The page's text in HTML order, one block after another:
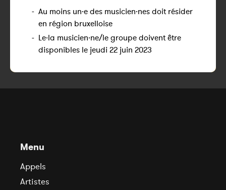
- Au moins un·e des musicien·nes doit résider
en région bruxelloise
- Le·la musicien·ne/le groupe doivent être
disponibles le jeudi 22 juin 2023
Menu
Appels
Artistes